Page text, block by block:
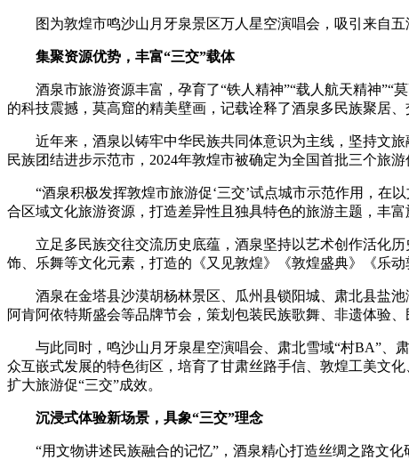
图为敦煌市鸣沙山月牙泉景区万人星空演唱会，吸引来自
集聚资源优势，丰富“三交”载体
酒泉市旅游资源丰富，孕育了“铁人精神”“载人航天精神”“莫
的科技震撼，莫高窟的精美壁画，记载诠释了酒泉多民族聚居、
近年来，酒泉以铸牢中华民族共同体意识为主线，坚持文旅
民族团结进步示范市，2024年敦煌市被确定为全国首批三个旅游
“酒泉积极发挥敦煌市旅游促‘三交’试点城市示范作用，在以
合区域文化旅游资源，打造差异性且独具特色的旅游主题，丰富
立足多民族交往交流历史底蕴，酒泉坚持以艺术创作活化历
饰、乐舞等文化元素，打造的《又见敦煌》《敦煌盛典》《乐
酒泉在金塔县沙漠胡杨林景区、瓜州县锁阳城、肃北县盐池
阿肯阿依特斯盛会等品牌节会，策划包装民族歌舞、非遗体验
与此同时，鸣沙山月牙泉星空演唱会、肃北雪域“村BA”、肃
众互嵌式发展的特色街区，培育了甘肃丝路手信、敦煌工美文
扩大旅游促“三交”成效。
沉浸式体验新场景，具象“三交”理念
“用文物讲述民族融合的记忆”，酒泉精心打造丝绸之路文化